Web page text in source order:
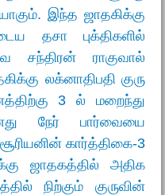
இந்த ஜாதகிக்கு
தசா புக்திகளில்
சந்திரன் ராகுவால்
லக்னாதிபதி குரு
3 ல் மறைந்து
நேர் பார்வையை
சூரியனின் கார்த்திகை-3
ஜாதகத்தில் அதிக
நிற்கும் குருவின்